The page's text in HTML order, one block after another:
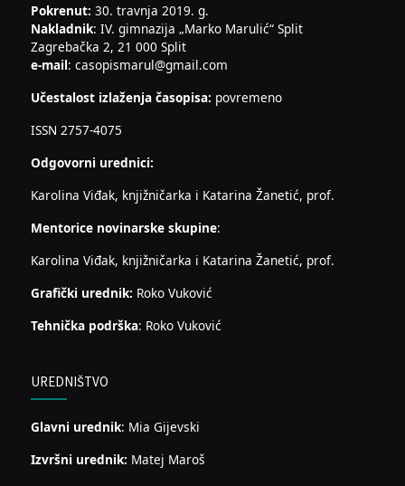
Pokrenut: 30. travnja 2019. g.
Nakladnik: IV. gimnazija „Marko Marulić“ Split
Zagrebačka 2, 21 000 Split
e-mail: casopismarul@gmail.com
Učestalost izlaženja časopisa: povremeno
ISSN 2757-4075
Odgovorni urednici:
Karolina Viđak, knjižničarka i Katarina Žanetić, prof.
Mentorice novinarske skupine:
Karolina Viđak, knjižničarka i Katarina Žanetić, prof.
Grafički urednik: Roko Vuković
Tehnička podrška: Roko Vuković
UREDNIŠTVO
Glavni urednik: Mia Gijevski
Izvršni urednik: Matej Maroš